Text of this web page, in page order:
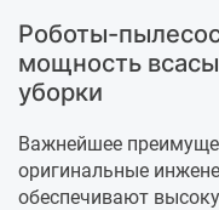
Роботы-
мощность
уборки
Важнейшее
оригинальные
обеспечивают